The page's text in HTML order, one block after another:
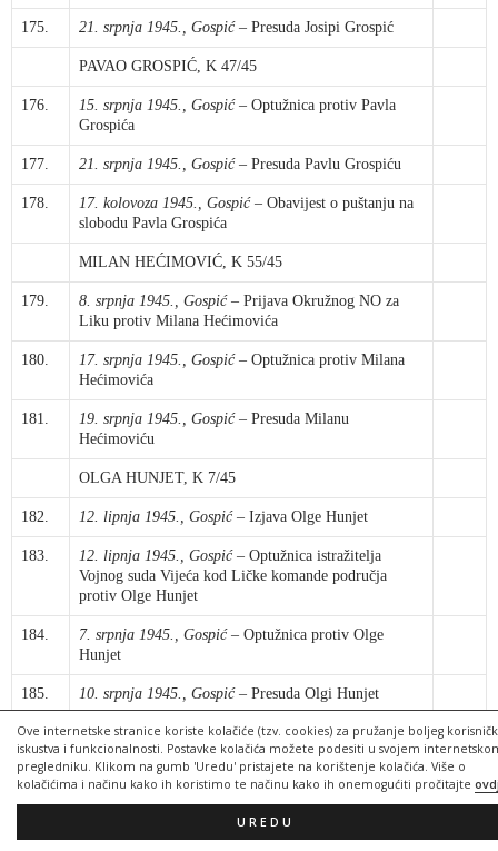
Ove internetske stranice koriste kolačiće (tzv. cookies) za pružanje boljeg
iskustva i funkcionalnosti. Postavke kolačića možete podesiti u svojem
pregledniku. Klikom na gumb 'Uredu' pristajete na korištenje kolačića. Više o
kolačićima i načinu kako ih koristimo te načinu kako ih onemogućiti pročitajte
UREDU
175. 21. srpnja 1945., Gospić – Presuda Josipi Grospić
PAVAO GROSPIĆ, K 47/45
176. 15. srpnja 1945., Gospić – Optužnica protiv Pavla
Grospića
177. 21. srpnja 1945., Gospić – Presuda Pavlu Grospiću
178. 17. kolovoza 1945., Gospić – Obavijest o puštanju na
slobodu Pavla Grospića
MILAN HEĆIMOVIĆ, K 55/45
179. 8. srpnja 1945., Gospić – Prijava Okružnog NO za
Liku protiv Milana Hećimovića
180. 17. srpnja 1945., Gospić – Optužnica protiv Milana
Hećimovića
181. 19. srpnja 1945., Gospić – Presuda Milanu
Hećimoviću
OLGA HUNJET, K 7/45
182. 12. lipnja 1945., Gospić – Izjava Olge Hunjet
183. 12. lipnja 1945., Gospić – Optužnica istražitelja
Vojnog suda Vijeća kod Ličke komande područja
protiv Olge Hunjet
184. 7. srpnja 1945., Gospić – Optužnica protiv Olge
Hunjet
185. 10. srpnja 1945., Gospić – Presuda Olgi Hunjet
186. 12. srpnja 1945., Gospić– Potvrda o boravku Olge
Hunjet u zatvoru OZN-e i logoru
187. 17. kolovoza 1945., Gospić – Molba Olge Hunjet
DAVID I OLGA KNEŽEVIĆ, K 36/45